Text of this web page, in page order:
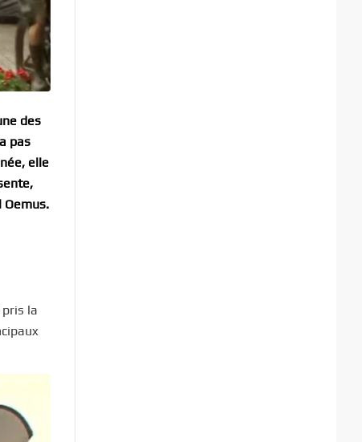
des
pas
elle
Oemus.
la